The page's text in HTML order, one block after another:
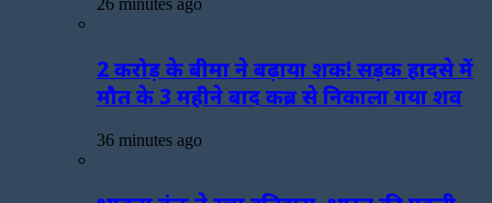
26 minutes ago
2 करोड़ के बीमा ने बढ़ाया शक! सड़क हादसे में
मौत के 3 महीने बाद कब्र से निकाला गया शव
36 minutes ago